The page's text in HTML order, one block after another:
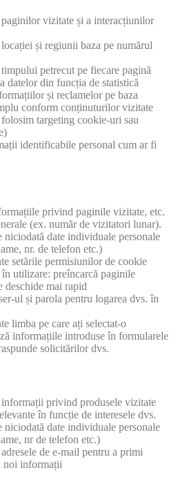
vizitate și a interacțiunilor
și regiunii baza pe numărul
petrecut pe fiecare pagină
datelor din funcția de statistică
și reclamelor pe baza
conform conținuturilor vizitate
targeting cookie-uri sau
identificabile personal cum ar fi
privind paginile vizitate, etc.
(ex. număr de vizitatori lunar).
niciodată date individuale personale
nr. de telefon etc.)
setările permisiunilor de cookie
utilizare: preîncarcă paginile
deschide mai rapid
ul și parola pentru logarea dvs. în
limba pe care ați selectat-o
informațiile introduse în formularele
solicitărilor dvs.
privind produsele vizitate
în funcție de interesele dvs.
niciodată date individuale personale
nr de telefon etc.)
de e-mail pentru a primi
noi informații